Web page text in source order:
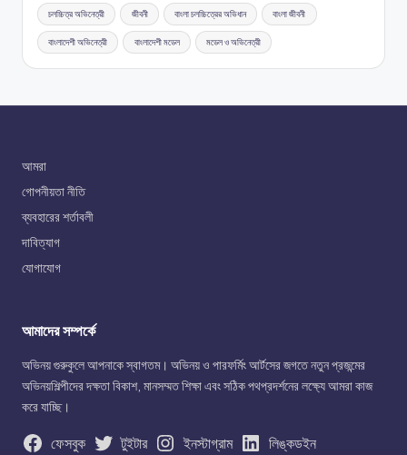
চলচ্চিত্র অভিনেত্রী জীবনী বাংলা চলচ্চিত্রের অভিধান বাংলা জীবনী
বাংলাদেশী অভিনেত্রী বাংলাদেশী মডেল মডেল ও অভিনেত্রী
আমরা
গোপনীয়তা নীতি
ব্যবহারের শর্তাবলী
দাবিত্যাগ
যোগাযোগ
আমাদের সম্পর্কে
অভিনয় গুরুকুলে আপনাকে স্বাগতম। অভিনয় ও পারফর্মিং আর্টসের জগতে নতুন প্রজন্মের
অভিনয়শিল্পীদের দক্ষতা বিকাশ, মানসম্মত শিক্ষা এবং সঠিক পথপ্রদর্শনের লক্ষ্যে আমরা কাজ
করে যাচ্ছি।
ফেসবুক টুইটার ইনস্টাগ্রাম
লিঙ্কডইন